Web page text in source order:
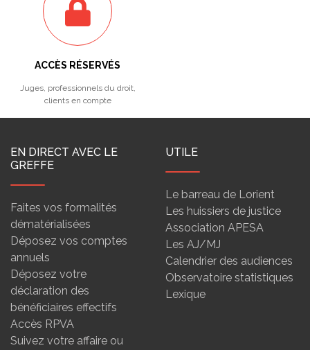
ACCÈS RÉSERVÉS
Juges, professionnels du droit,
clients en compte
EN DIRECT AVEC LE
GREFFE
Faites vos formalités
dématérialisées
Déposez vos comptes
annuels
Déposez votre
déclaration des
bénéficiaires effectifs
Accès RPVA
Suivez votre affaire ou
UTILE
Le barreau de Lorient
Les huissiers de justice
Association APESA
Les AJ/MJ
Calendrier des audiences
Observatoire statistiques
Lexique